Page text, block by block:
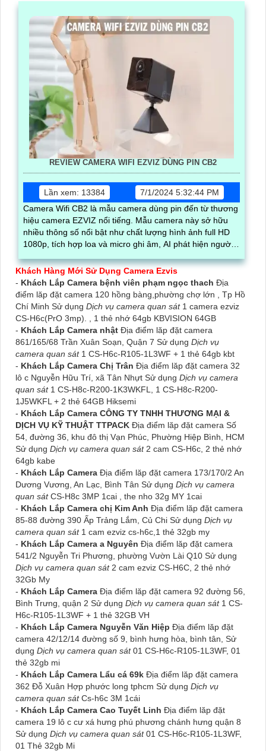
REVIEW CAMERA WIFI EZVIZ DÙNG PIN CB2
Lần xem: 13384
7/1/2024 5:32:44 PM
Camera Wifi CB2 là mẫu camera dùng pin đến từ thương
hiệu camera EZVIZ nổi tiếng. Mẫu camera này sở hữu
nhiều thông số nổi bật như chất lượng hình ảnh full HD
1080p, tích hợp loa và micro ghi âm, AI phát hiện người
Khách Hàng Mới Sử Dụng Camera Ezvis
- Khách Lắp Camera bệnh viên phạm ngọc thach Địa
điểm lăp đặt camera 120 hồng bàng,phường chợ lớn , Tp Hồ
Chí Minh Sử dụng Dịch vụ camera quan sát 1 camera ezviz
CS-H6c(PrO 3mp). , 1 thẻ nhớ 64gb KBVISION 64GB
- Khách Lắp Camera nhật Địa điểm lăp đặt camera
861/165/68 Trần Xuân Soạn, Quận 7 Sử dụng Dịch vụ
camera quan sát 1 CS-H6c-R105-1L3WF + 1 thẻ 64gb kbt
- Khách Lắp Camera Chị Trân Địa điểm lăp đặt camera 32
lô c Nguyễn Hữu Trí, xã Tân Nhựt Sử dụng Dịch vụ camera
quan sát 1 CS-H8c-R200-1K3WKFL, 1 CS-H8c-R200-
1J5WKFL + 2 thẻ 64GB Hiksemi
- Khách Lắp Camera CÔNG TY TNHH THƯƠNG MẠI &
DỊCH VỤ KỸ THUẬT TTPACK Địa điểm lăp đặt camera Số
54, đường 36, khu đô thị Vạn Phúc, Phường Hiệp Bình, HCM
Sử dụng Dịch vụ camera quan sát 2 cam CS-H6c, 2 thẻ nhớ
64gb kabe
- Khách Lắp Camera Địa điểm lăp đặt camera 173/170/2 An
Dương Vương, An Lạc, Bình Tân Sử dụng Dịch vụ camera
quan sátCS-H8c 3MP 1cai , the nho 32g MY 1cai
- Khách Lắp Camera chị Kim Anh Địa điểm lăp đặt camera
85-88 đường 390 Ấp Trảng Lắm, Củ Chi Sử dụng Dịch vụ
camera quan sát 1 cam ezviz cs-h6c,1 thẻ 32gb my
- Khách Lắp Camera a Nguyên Địa điểm lăp đặt camera
541/2 Nguyễn Tri Phương, phường Vườn Lài Q10 Sử dụng
Dịch vụ camera quan sát 2 cam ezviz CS-H6C, 2 thẻ nhớ
32Gb My
- Khách Lắp Camera Địa điểm lăp đặt camera 92 đường 56,
Bình Trưng, quận 2 Sử dụng Dịch vụ camera quan sát 1 CS-
H6c-R105-1L3WF + 1 thẻ 32GB VH
- Khách Lắp Camera Nguyễn Văn Hiệp Địa điểm lăp đặt
camera 42/12/14 đường số 9, bình hưng hòa, bình tân, Sử
dụng Dịch vụ camera quan sát01 CS-H6c-R105-1L3WF, 01
thẻ 32gb mi
- Khách Lắp Camera Lẩu cá 69k Địa điểm lăp đặt camera
362 Đỗ Xuân Hợp phước long tphcm Sử dụng Dịch vụ
camera quan sátCs-h6c 3M 1cái
- Khách Lắp Camera Cao Tuyết Linh Địa điểm lăp đặt
camera 19 lô c cư xá hưng phú phương chánh hưng quận 8
Sử dụng Dịch vụ camera quan sát01 CS-H6c-R105-1L3WF,
01 Thẻ 32gb Mi